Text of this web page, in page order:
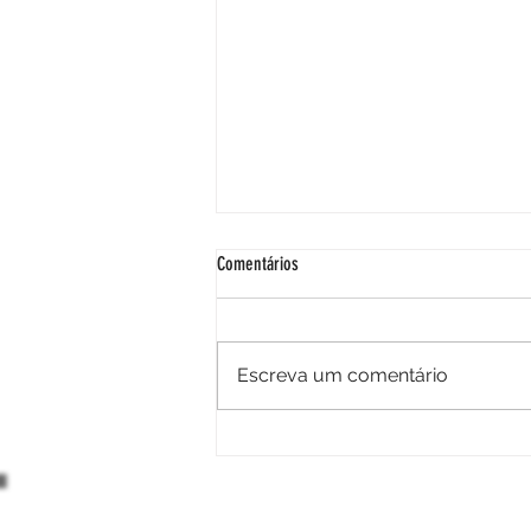
AFO Entregue!
Comentários
Escreva um comentário